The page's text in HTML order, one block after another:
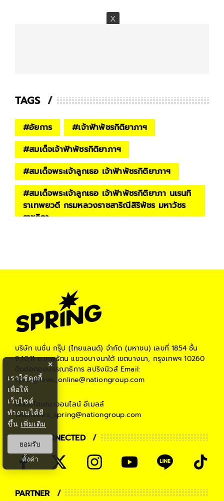
TAGS
#อัยการ #เจ้าฟ้าพัชรกิติยาภาฯ
#สมเด็จเจ้าฟ้าพัชรกิติยาภาฯ
#สมเด็จพระเจ้าลูกเธอ เจ้าฟ้าพัชรกิติยาภาฯ
#สมเด็จพระเจ้าลูกเธอ เจ้าฟ้าพัชรกิติยาภา นเรนทิ
ราเทพยวดี กรมหลวงราชสาริณีสิริพัชร มหาวัชร
ราชธิดา
บริษัท เนชั่น กรุ๊ป (ไทยแลนด์) จำกัด (มหาชน) เลขที่ 1854 ชั้น
9,10,11 ถ.เทพรัตน แขวงบางนาใต้ เขตบางนา, กรุงเทพฯ 10260
ติดต่อกองบรรณาธิการ สปริงนิวส์Email:
springnews_online@nationgroup.com
ติดต่อโฆษณาออนไลน์ อีเมลล์
teamsales_spring@nationgroup.com
STAY CONNECTED
PARTNER
×
เราใช้คุกกี้
เพื่อให้
เว็บไซต์
ทำงานได้ดี
ขึ้น เพิ่มเติม
ยอมรับ
ตั้งค่า